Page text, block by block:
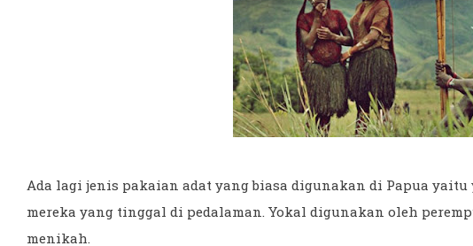
Ada lagi jenis pakaian adat yang biasa digunakan di Papua
mereka yang tinggal di pedalaman. Yokal digunakan oleh
menikah.